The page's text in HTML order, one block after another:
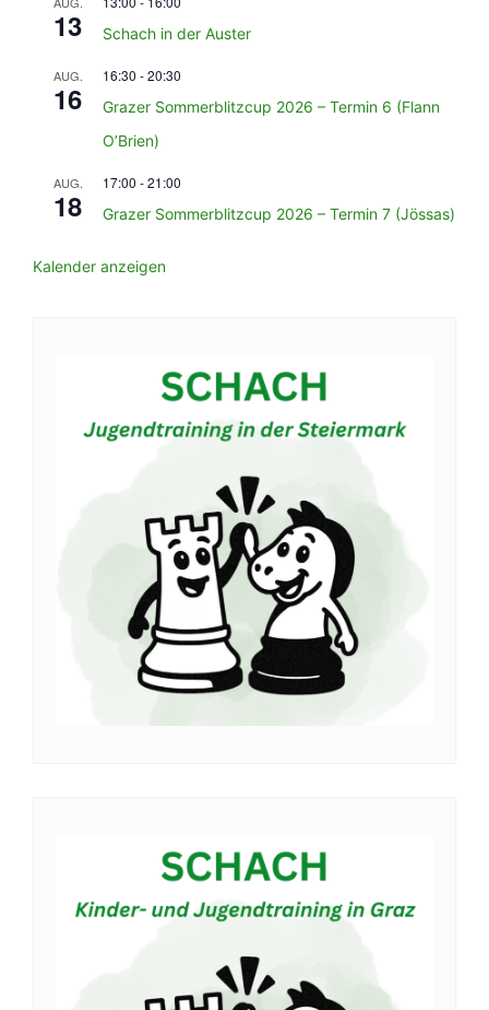
13
Schach in der Auster
AUG.
16
16:30 -20:30
Grazer Sommerblitzcup 2026 – Termin 6 (Flann
O’Brien)
AUG.
18
17:00 -21:00
Grazer Sommerblitzcup 2026 – Termin 7 (Jössas)
Kalender anzeigen